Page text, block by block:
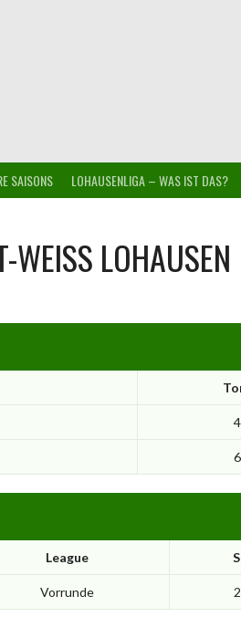
SAISONS LOHAUSENLIGA – WAS IST DAS?
WEISS LOHAUSEN
4
6
League
Vorrunde